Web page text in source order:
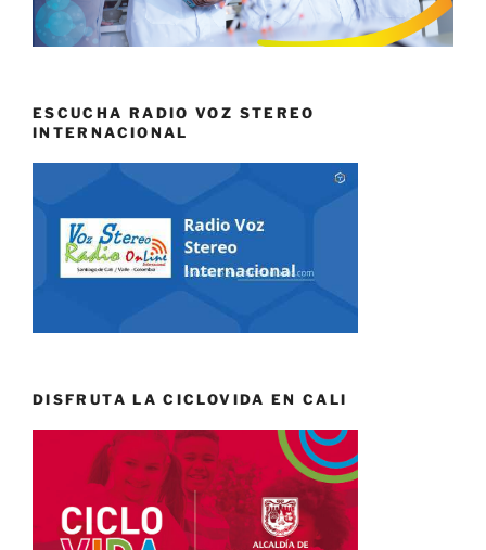
ESCUCHA RADIO VOZ STEREO
INTERNACIONAL
DISFRUTA LA CICLOVIDA EN CALI